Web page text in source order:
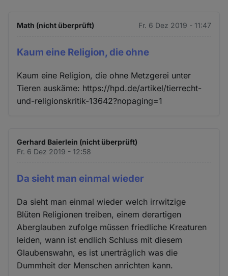
Math (nicht überprüft) Fr. 6 Dez 2019 - 11:47
Kaum eine Religion, die ohne
Kaum eine Religion, die ohne Metzgerei unter
Tieren auskäme: https://hpd.de/artikel/tierrecht-
und-religionskritik-13642?nopaging=1
Gerhard Baierlein (nicht überprüft)
Fr. 6 Dez 2019 - 12:58
Da sieht man einmal wieder
Da sieht man einmal wieder welch irrwitzige
Blüten Religionen treiben, einem derartigen
Aberglauben zufolge müssen friedliche Kreaturen
leiden, wann ist endlich Schluss mit diesem
Glaubenswahn, es ist unerträglich was die
Dummheit der Menschen anrichten kann.